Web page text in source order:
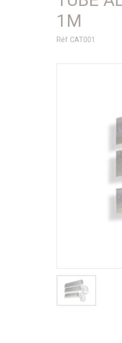
1M
Réf CAT001